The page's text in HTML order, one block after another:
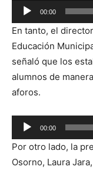
Reproductor
de
audio
00:00
En tanto, el
Educación
señaló que los
alumnos de
aforos.
Reproductor
de
audio
00:00
Por otro lado, la
Osorno, Laura